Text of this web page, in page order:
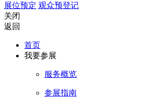
展位预定 观众预登记
关闭
返回
首页
我要参展
服务概览
参展指南